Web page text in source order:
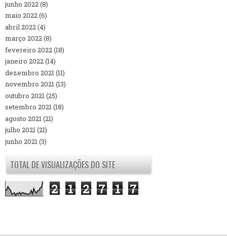
junho 2022(8)
maio 2022(6)
abril 2022(4)
março 2022(8)
fevereiro 2022(18)
janeiro 2022(14)
dezembro 2021(11)
novembro 2021(13)
outubro 2021(25)
setembro 2021(18)
agosto 2021(21)
julho 2021(21)
junho 2021(3)
TOTAL DE VISUALIZAÇÕES DO SITE
2 1 2 7 1 7